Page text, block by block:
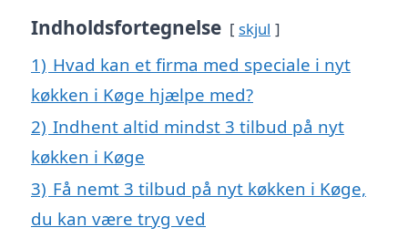
Indholdsfortegnelse skjul
1) Hvad kan et firma med speciale i nyt
køkken i Køge hjælpe med?
2) Indhent altid mindst 3 tilbud på nyt
køkken i Køge
3) Få nemt 3 tilbud på nyt køkken i Køge,
du kan være tryg ved